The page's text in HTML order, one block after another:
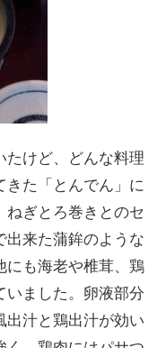
たけど、どんな料理
きた「とんでん」に
ねぎとろ巻きとのセ
出来た蒲鉾のような
にも海老や椎茸、鶏
いました。卵液部分
出汁と鶏出汁が効い